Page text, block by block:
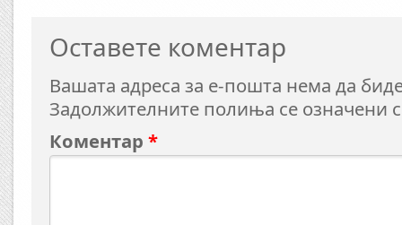
Оставете коментар
Вашата адреса за е-пошта нема да
Задолжителните полиња се означени
Коментар *